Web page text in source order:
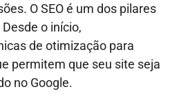
O SEO é um dos pilares
o início,
de otimização para
permitem que seu site seja
no Google.